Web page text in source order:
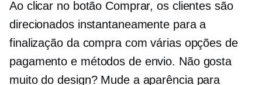
Ao clicar no botão Comprar, os clientes são
direcionados instantaneamente para a
finalização da compra com várias opções de
pagamento e métodos de envio. Não gosta
muito do design? Mude a aparência para